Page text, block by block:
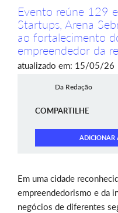
Evento reúne 129
Startups, Arena
ao fortalecimento
empreendedor da
atualizado em: 15/05/26
Da Redação
COMPARTILHE
ADICIONAR
Em uma cidade
empreendedorismo e da
negócios de diferentes